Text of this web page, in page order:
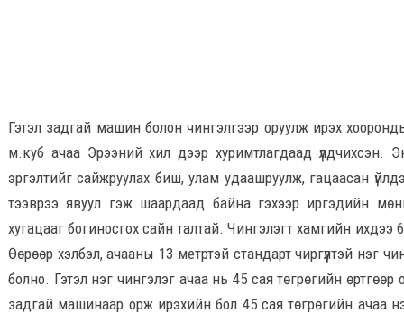
Гэтэл задгай машин болон чингэлгээр оруулж ирэх
м.куб ачаа Эрээний хил дээр хуримтлагдаад үлдчихсэн.
эргэлтийг сайжруулах биш, улам удаашруулж, гацаасан
тээврээ явуул гэж шаардаад байна гэхээр иргэдийн
хугацааг богиносгох сайн талтай. Чингэлэгт хамгийн ихдээ
Өөрөөр хэлбэл, ачааны 13 метртэй стандарт чиргүүлтэй нэг
болно. Гэтэл нэг чингэлэг ачаа нь 45 сая төгрөгийн
задгай машинаар орж ирэхийн бол 45 сая төгрөгийн ачаа